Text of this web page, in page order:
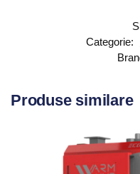
Categorie:
Produse similare